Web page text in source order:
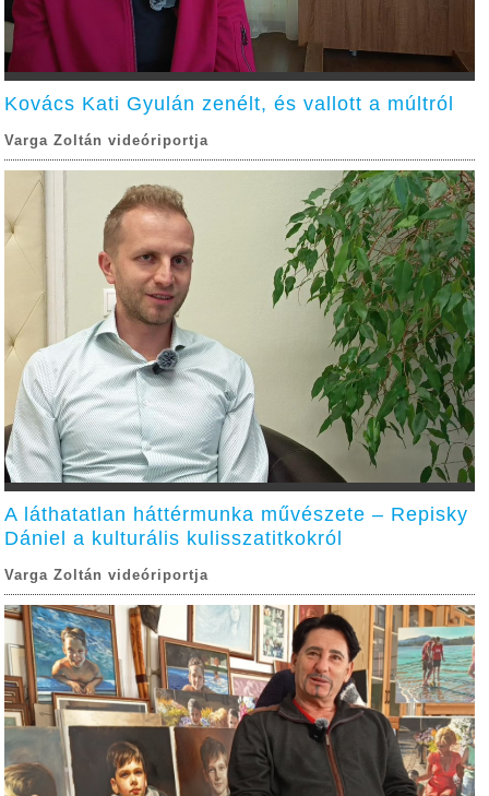
Kovács Kati Gyulán zenélt, és vallott a múltról
Varga Zoltán videóriportja
A láthatatlan háttérmunka művészete – Repisky
Dániel a kulturális kulisszatitkokról
Varga Zoltán videóriportja